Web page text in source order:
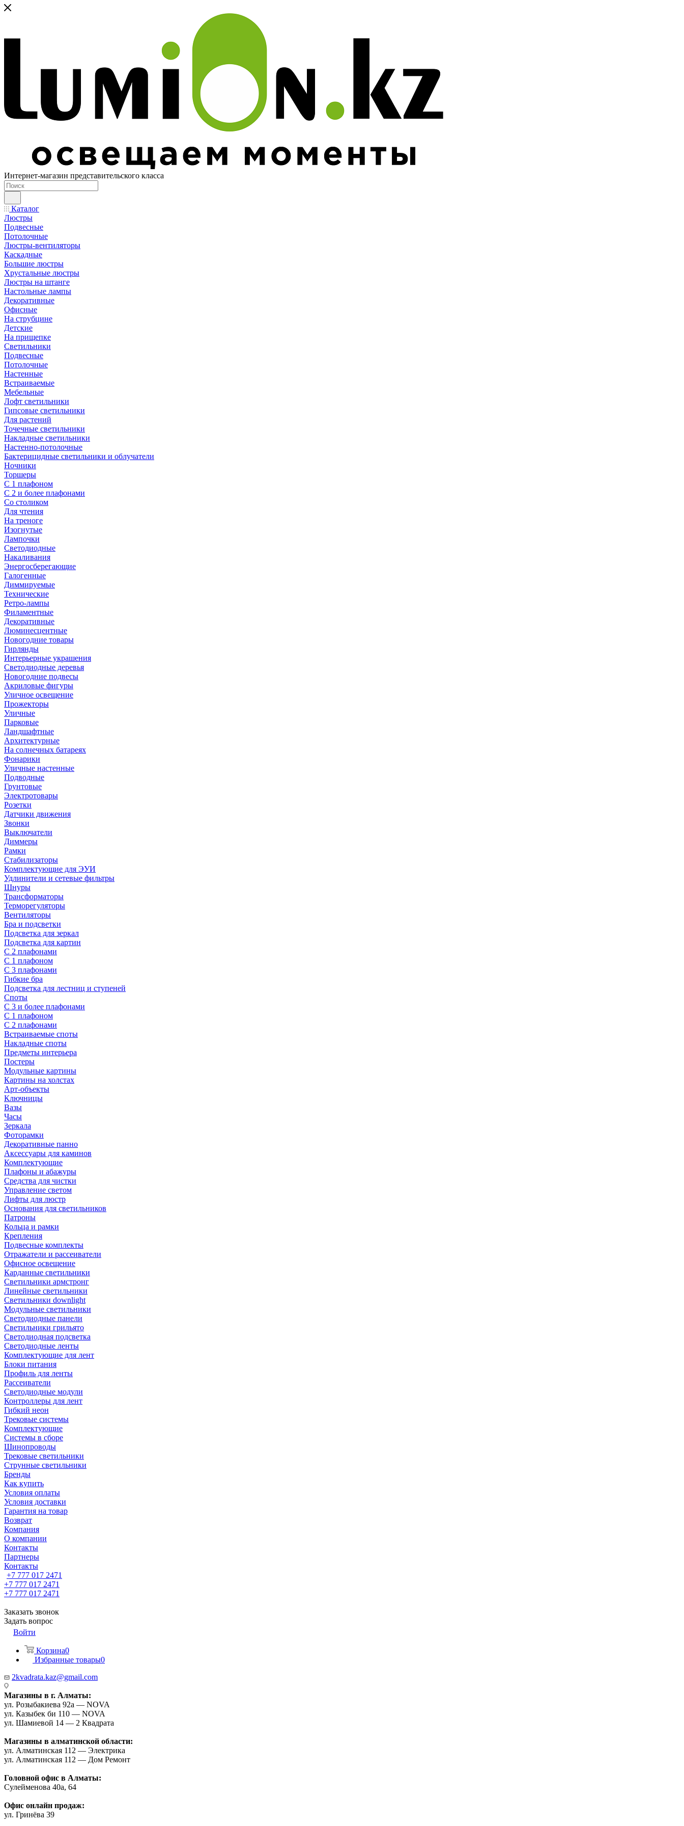
Интернет-магазин представительского класса
Каталог
Люстры
Подвесные
Потолочные
Люстры-вентиляторы
Каскадные
Большие люстры
Хрустальные люстры
Люстры на штанге
Настольные лампы
Декоративные
Офисные
На струбцине
Детские
На прищепке
Светильники
Подвесные
Потолочные
Настенные
Встраиваемые
Мебельные
Лофт светильники
Гипсовые светильники
Для растений
Точечные светильники
Накладные светильники
Настенно-потолочные
Бактерицидные светильники и облучатели
Ночники
Торшеры
С 1 плафоном
С 2 и более плафонами
Со столиком
Для чтения
На треноге
Изогнутые
Лампочки
Светодиодные
Накаливания
Энергосберегающие
Галогенные
Диммируемые
Технические
Ретро-лампы
Филаментные
Декоративные
Люминесцентные
Новогодние товары
Гирлянды
Интерьерные украшения
Светодиодные деревья
Новогодние подвесы
Акриловые фигуры
Уличное освещение
Прожекторы
Уличные
Парковые
Ландшафтные
Архитектурные
На солнечных батареях
Фонарики
Уличные настенные
Подводные
Грунтовые
Электротовары
Розетки
Датчики движения
Звонки
Выключатели
Диммеры
Рамки
Стабилизаторы
Комплектующие для ЭУИ
Удлинители и сетевые фильтры
Шнуры
Трансформаторы
Терморегуляторы
Вентиляторы
Бра и подсветки
Подсветка для зеркал
Подсветка для картин
С 2 плафонами
С 1 плафоном
С 3 плафонами
Гибкие бра
Подсветка для лестниц и ступеней
Споты
С 3 и более плафонами
С 1 плафоном
С 2 плафонами
Встраиваемые споты
Накладные споты
Предметы интерьера
Постеры
Модульные картины
Картины на холстах
Арт-объекты
Ключницы
Вазы
Часы
Зеркала
Фоторамки
Декоративные панно
Аксессуары для каминов
Комплектующие
Плафоны и абажуры
Средства для чистки
Управление светом
Лифты для люстр
Основания для светильников
Патроны
Кольца и рамки
Крепления
Подвесные комплекты
Отражатели и рассеиватели
Офисное освещение
Карданные светильники
Светильники армстронг
Линейные светильники
Светильники downlight
Модульные светильники
Светодиодные панели
Светильники грильято
Светодиодная подсветка
Светодиодные ленты
Комплектующие для лент
Блоки питания
Профиль для ленты
Рассеиватели
Светодиодные модули
Контроллеры для лент
Гибкий неон
Трековые системы
Комплектующие
Системы в сборе
Шинопроводы
Трековые светильники
Струнные светильники
Бренды
Как купить
Условия оплаты
Условия доставки
Гарантия на товар
Возврат
Компания
О компании
Контакты
Партнеры
Контакты
+7 777 017 2471
+7 777 017 2471
+7 777 017 2471
Заказать звонок
Задать вопрос
Войти
Корзина0
Избранные товары0
2kvadrata.kaz@gmail.com
Магазины в г. Алматы:
ул. Розыбакиева 92а — NOVA
ул. Казыбек би 110 — NOVA
ул. Шамиевой 14 — 2 Квадрата
Магазины в алматинской области:
ул. Алматинская 112 — Электрика
ул. Алматинская 112 — Дом Ремонт
Головной офис в Алматы:
Сулейменова 40а, 64
Офис онлайн продаж:
ул. Гринёва 39